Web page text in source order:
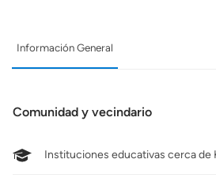
Información General
Comunidad y vecindario
Instituciones educativas cerca de